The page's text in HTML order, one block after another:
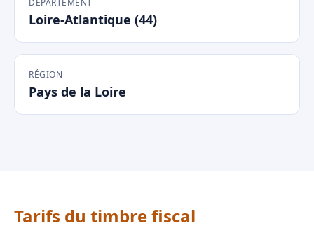
DÉPARTEMENT
Loire-Atlantique (44)
RÉGION
Pays de la Loire
Tarifs du timbre fiscal